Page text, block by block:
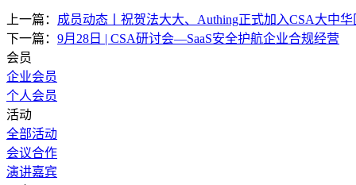
上一篇： 成员动态丨祝贺法大大、Authing正式加入CSA大中华
下一篇： 9月28日 | CSA研讨会—SaaS安全护航企业合规经营
会员
企业会员
个人会员
活动
全部活动
会议合作
演讲嘉宾